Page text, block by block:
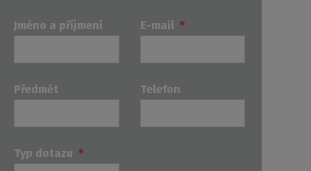
Jméno a příjmení
Předmět
Typ dotazu *
E-mail *
Telefon